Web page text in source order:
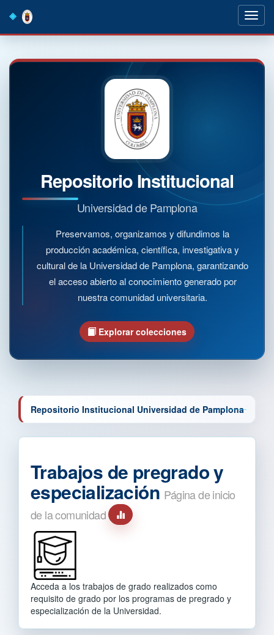
navigation
Repositorio Institucional
Universidad de Pamplona
Preservamos, organizamos y difundimos la
producción académica, científica, investigativa y
cultural de la Universidad de Pamplona, garantizando
el acceso abierto al conocimiento generado por
nuestra comunidad universitaria.
Explorar colecciones
Repositorio Institucional Universidad de Pamplona
Trabajos de pregrado y
especializaciónPágina de inicio
de la comunidad
Acceda a los trabajos de grado realizados como
requisito de grado por los programas de pregrado y
especialización de la Universidad.